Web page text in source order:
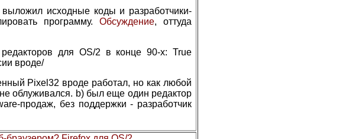
исходные коды и разработчики-
программу.Обсуждение, оттуда
для OS/2 в конце 90-х: True
вроде/
Pixel32 вроде работал, но как любой
облуживался. b) был еще один редактор
продаж, без поддержки - разработчик